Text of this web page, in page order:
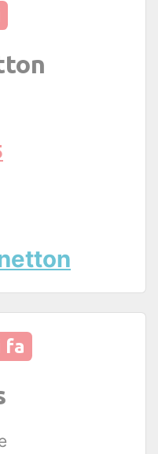
fa